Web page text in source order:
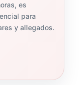
es
para
y allegados.